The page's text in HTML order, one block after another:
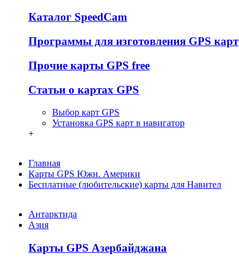
Каталог SpeedCam
Программы для изготовления GPS карт
Прочие карты GPS free
Статьи о картах GPS
Выбор карт GPS
Установка GPS карт в навигатор
+
Главная
Карты GPS Южн. Америки
Бесплатные (любительские) карты для Навител
Антарктида
Азия
Карты GPS Азербайджана